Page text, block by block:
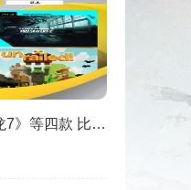
8月PS+港服会免：《如龙7》等四款 比欧美服多一款